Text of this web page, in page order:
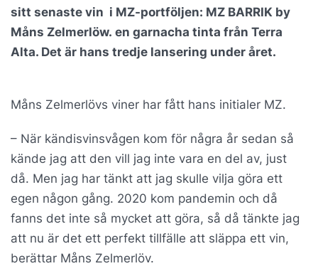
sitt senaste vin i MZ-portföljen: MZ BARRIK by
Måns Zelmerlöw. en garnacha tinta från Terra
Alta. Det är hans tredje lansering under året.
Måns Zelmerlövs viner har fått hans initialer MZ.
– När kändisvinsvågen kom för några år sedan så
kände jag att den vill jag inte vara en del av, just
då. Men jag har tänkt att jag skulle vilja göra ett
egen någon gång. 2020 kom pandemin och då
fanns det inte så mycket att göra, så då tänkte jag
att nu är det ett perfekt tillfälle att släppa ett vin,
berättar Måns Zelmerlöv.